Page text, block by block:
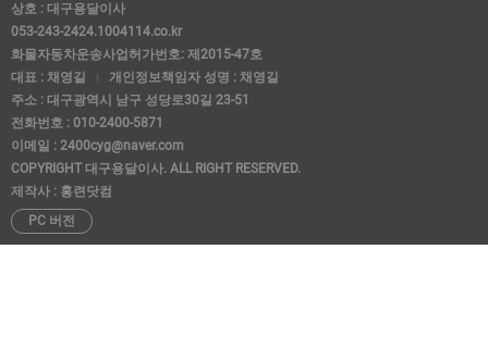
상호 : 대구용달이사
053-243-2424.1004114.co.kr
화물자동차운송사업허가번호: 제2015-47호
대표 : 채영길
개인정보책임자 성명 : 채영길
주소 : 대구광역시 남구 성당로30길 23-51
전화번호 : 010-2400-5871
이메일 : 2400cyg@naver.com
COPYRIGHT 대구용달이사. ALL RIGHT RESERVED.
제작사 : 홍련닷컴
PC 버전